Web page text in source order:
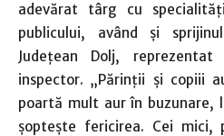
adevărat târg cu
publicului, având şi
Judeţean Dolj,
inspector. „Părinţii şi copiii
poartă mult aur în buzunare,
şopteşte fericirea. Cei mici,